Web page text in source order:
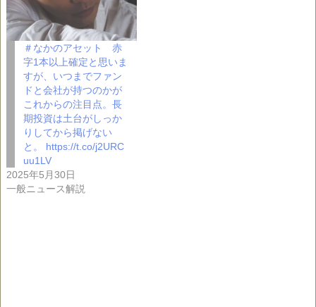
＃なかのアセット 赤
字1本以上確定と思いま
すが、いつまでファン
ドと会社が持つのかが
これからの注目点。長
期投資は土台がしっか
りしてから掲げない
と。 https://t.co/j2URC
uu1LV
2025年5月30日
一般ニュース解説